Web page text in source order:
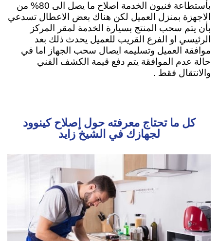
بأستطاعة فنيون الخدمة اصلاح ما يصل الى 80% من
الاجهزة بمنزل العميل لكن هناك بعض الاعطال تسدعي
بأن يتم سحب المنتج بسيارة الخدمة لمقر المركز
الرئيسي او الفرع القريب للعميل يحدث ذلك بعد
موافقة العميل وتسليمه ايصال سحب الجهاز اما في
حالة عدم الموافقة يتم دفع قيمة الكشف الفني
والانتقال فقط .
كل ما تحتاج معرفته حول إصلاح كينوود
لجهازك في الشيخ زايد